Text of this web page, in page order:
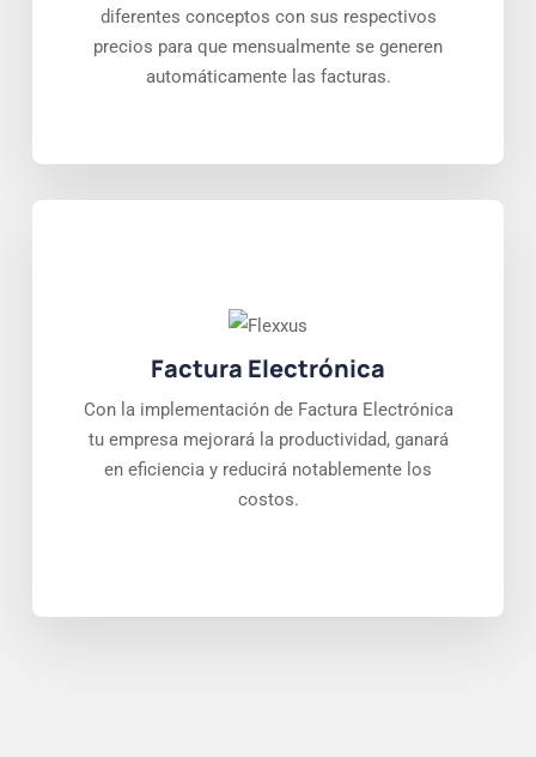
diferentes conceptos con sus respectivos
precios para que mensualmente se generen
automáticamente las facturas.
Factura Electrónica
Con la implementación de Factura Electrónica
tu empresa mejorará la productividad, ganará
en eficiencia y reducirá notablemente los
costos.